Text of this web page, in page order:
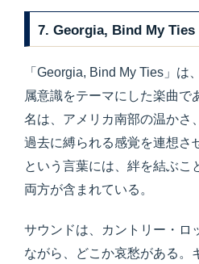
7. Georgia, Bind My Ties
「Georgia, Bind My Ties」は
属意識をテーマにした楽曲で
名は、アメリカ南部の温かさ
過去に縛られる感覚を連想さ
という言葉には、絆を結ぶこ
両方が含まれている。
サウンドは、カントリー・ロ
ながら、どこか哀愁がある。